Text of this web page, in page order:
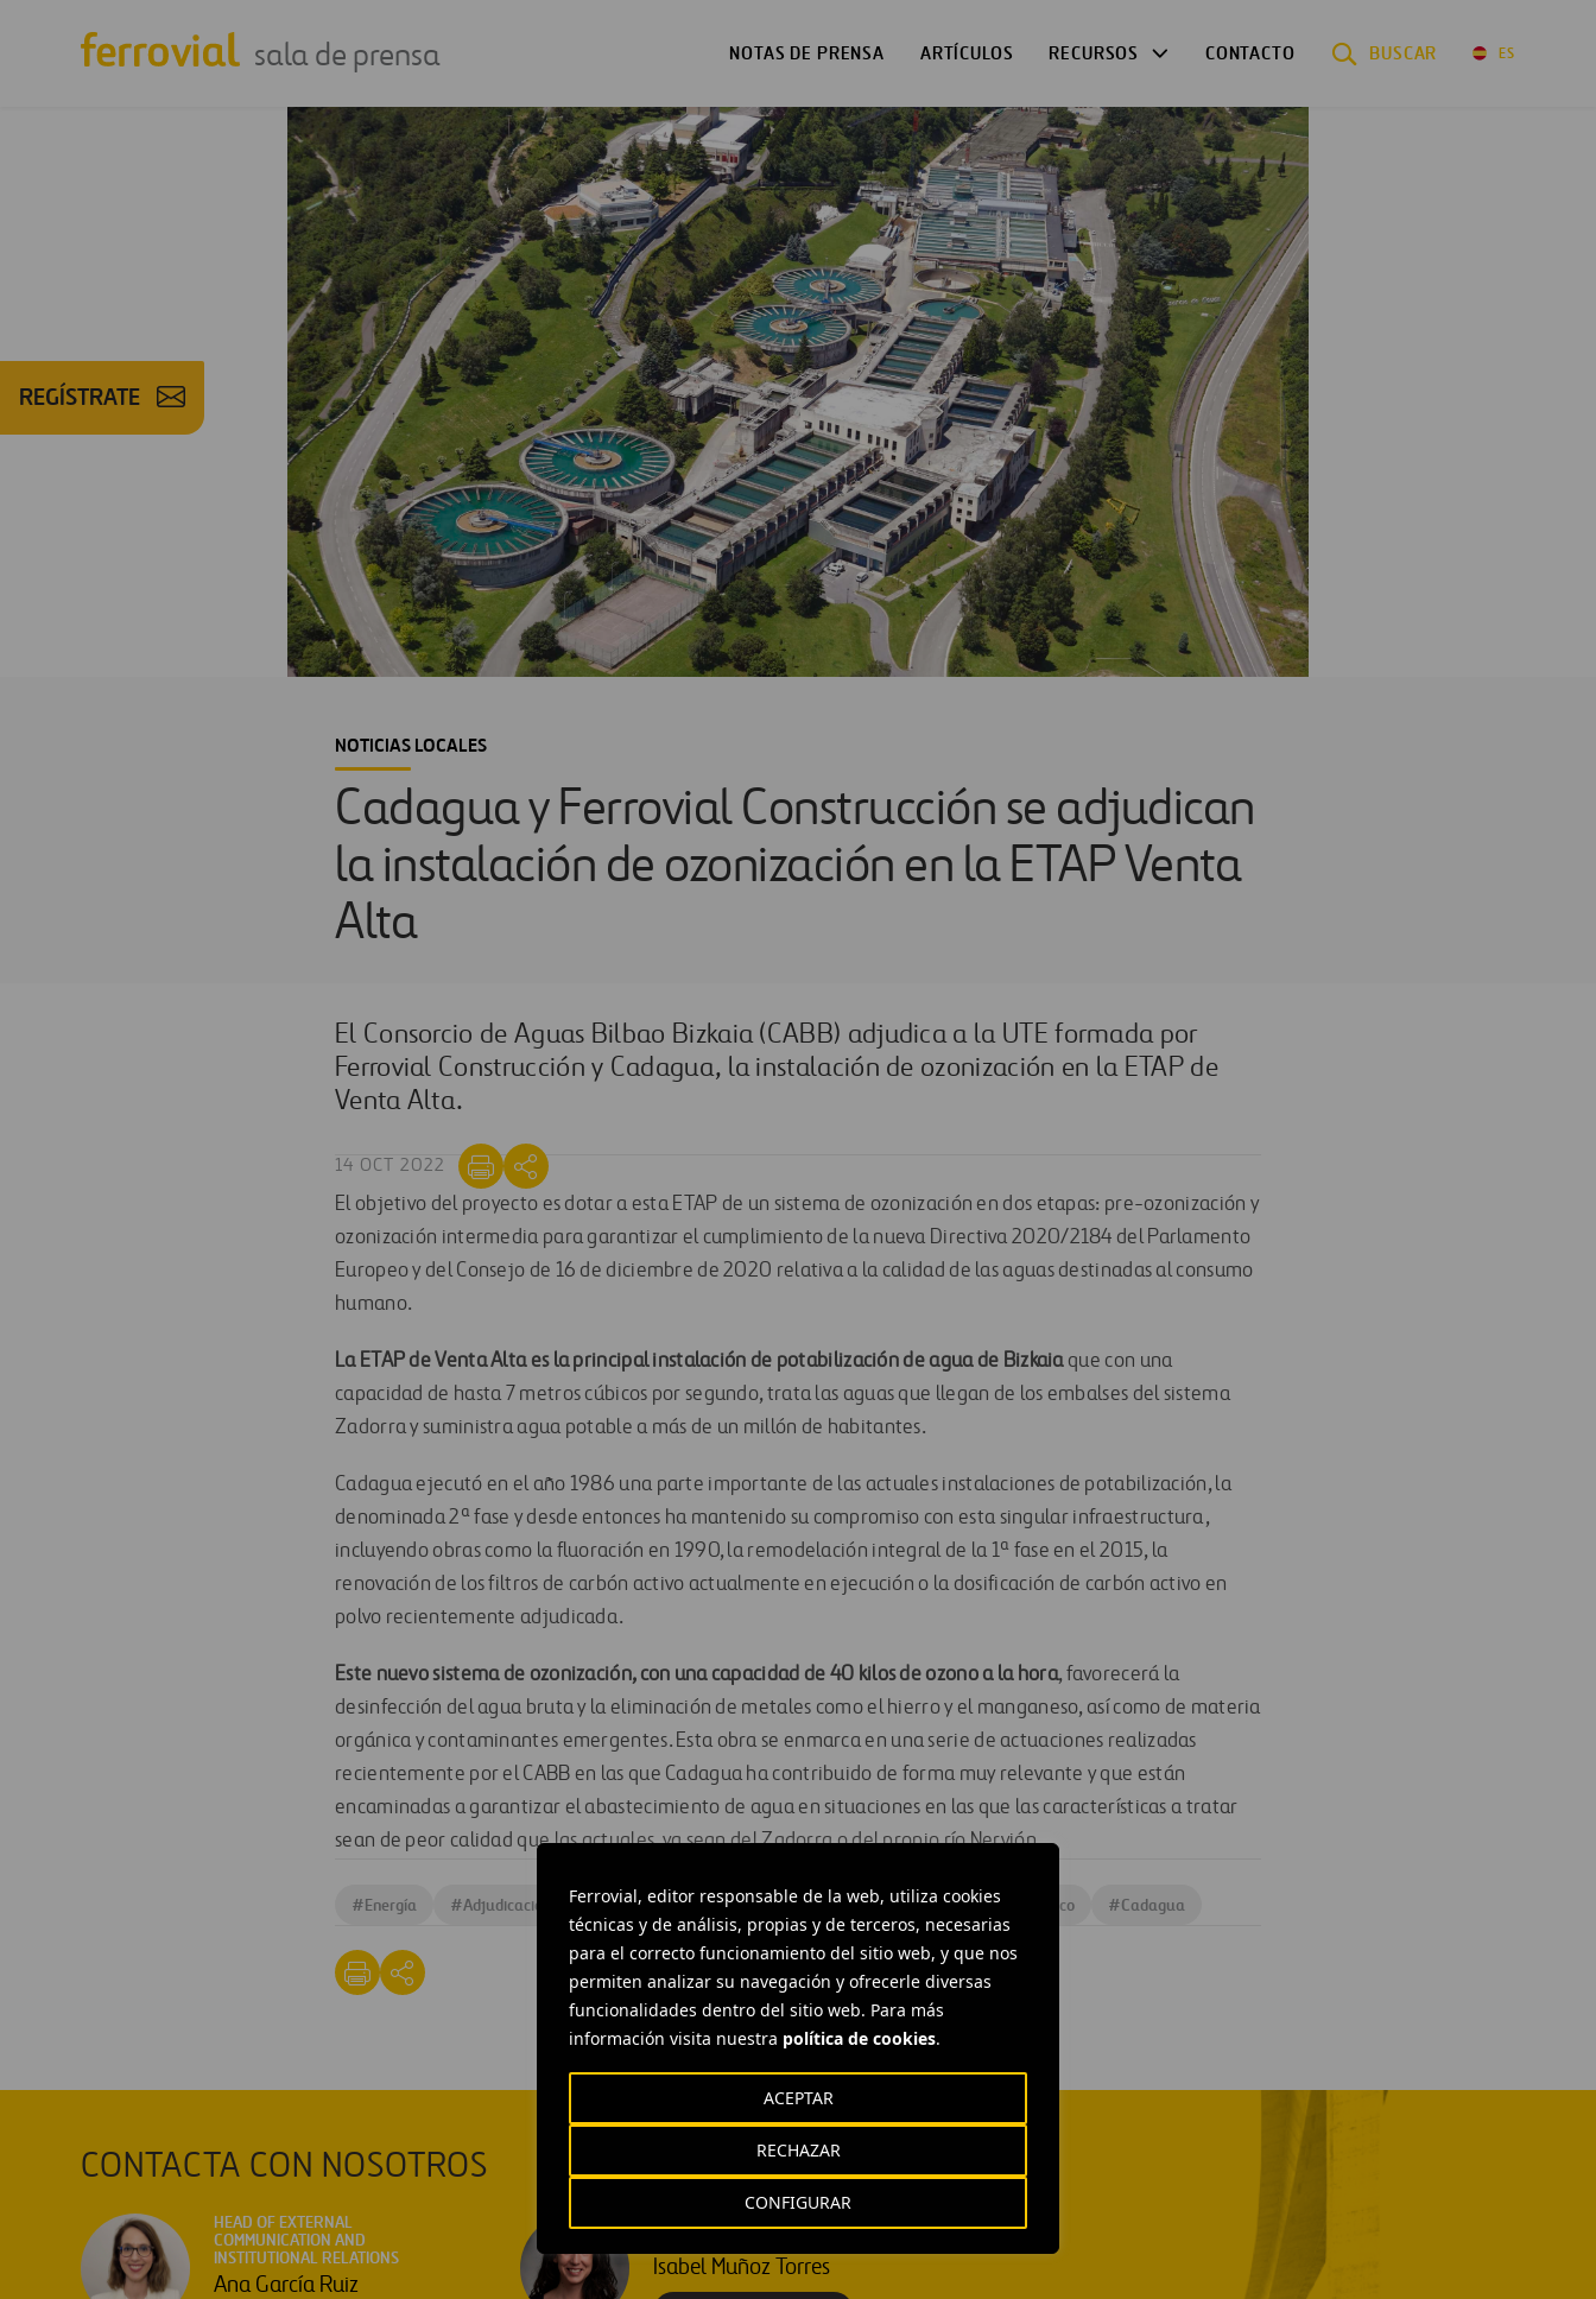
Ferrovial, editor responsable de la web, utiliza cookies
técnicas y de análisis, propias y de terceros, necesarias
para el correcto funcionamiento del sitio web, y que nos
permiten analizar su navegación y ofrecerle diversas
funcionalidades dentro del sitio web. Para más
información visita nuestra política de cookies.
CONFIGURAR
RECHAZAR
ACEPTAR
sala de prensa NOTAS DE PRENSA ARTÍCULOS RECURSOS CONTACTO BUSCAR ES
REGÍSTRATE
NOTICIAS LOCALES
Cadagua y Ferrovial Construcción se adjudican
la instalación de ozonización en la ETAP Venta
Alta
El Consorcio de Aguas Bilbao Bizkaia (CABB) adjudica a la UTE formada por
Ferrovial Construcción y Cadagua, la instalación de ozonización en la ETAP de
Venta Alta.
14 OCT 2022
El objetivo del proyecto es dotar a esta ETAP de un sistema de ozonización en dos etapas: pre-ozonización y
ozonización intermedia para garantizar el cumplimiento de la nueva Directiva 2020/2184 del Parlamento
Europeo y del Consejo de 16 de diciembre de 2020 relativa a la calidad de las aguas destinadas al consumo
humano.
La ETAP de Venta Alta es la principal instalación de potabilización de agua de Bizkaiaque con una
capacidad de hasta 7 metros cúbicos por segundo, trata las aguas que llegan de los embalses del sistema
Zadorra y suministra agua potable a más de un millón de habitantes.
Cadagua ejecutó en el año 1986 una parte importante de las actuales instalaciones de potabilización, la
denominada 2ª fase y desde entonces ha mantenido su compromiso con esta singular infraestructura,
incluyendo obras como la fluoración en 1990, la remodelación integral de la 1ª fase en el 2015, la
renovación de los filtros de carbón activo actualmente en ejecución o la dosificación de carbón activo en
polvo recientemente adjudicada.
Este nuevo sistema de ozonización, con una capacidad de 40 kilos de ozono a la hora, favorecerá la
desinfección del agua bruta y la eliminación de metales como el hierro y el manganeso, así como de materia
orgánica y contaminantes emergentes. Esta obra se enmarca en una serie de actuaciones realizadas
recientemente por el CABB en las que Cadagua ha contribuido de forma muy relevante y que están
encaminadas a garantizar el abastecimiento de agua en situaciones en las que las características a tratar
sean de peor calidad que las actuales, ya sean del Zadorra o del propio río Nervión.
#Energía #Adjudicaciones #Agua # Calidad #Contratos #España # País Vasco #Cadagua
CONTACTA CON NOSOTROS
HEAD OF EXTERNAL
COMMUNICATION AND
INSTITUTIONAL RELATIONS
Ana García Ruiz
EXTERNAL COMMUNICATION
Isabel Muñoz Torres